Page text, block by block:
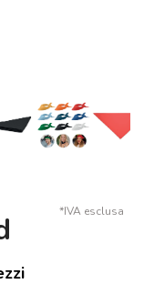
*IVA esclusa